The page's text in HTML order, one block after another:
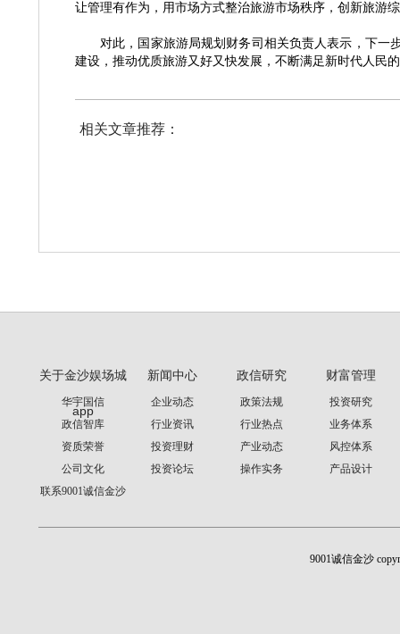
让管理有作为，用市场方式整治旅游市场秩序，创新旅游
对此，国家旅游局规划财务司相关负责人表示，下一
建设，推动优质旅游又好又快发展，不断满足新时代人民
相关文章推荐：
关于金沙娱场城
app
华宇国信
政信智库
资质荣誉
公司文化
联系9001诚信金沙
新闻中心
企业动态
行业资讯
投资理财
投资论坛
政信研究
政策法规
行业热点
产业动态
操作实务
财富管理
投资研究
业务体系
风控体系
产品设计
9001诚信金沙